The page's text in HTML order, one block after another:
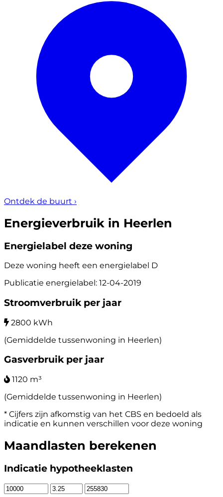
Ontdek de buurt ›
Energieverbruik in Heerlen
Energielabel deze woning
Deze woning heeft een energielabel D
Publicatie energielabel: 12-04-2019
Stroomverbruik per jaar
2800 kWh
(Gemiddelde tussenwoning in Heerlen)
Gasverbruik per jaar
1120 m³
(Gemiddelde tussenwoning in Heerlen)
* Cijfers zijn afkomstig van het CBS en bedoeld als
indicatie en kunnen verschillen voor deze woning
Maandlasten berekenen
Indicatie hypotheeklasten